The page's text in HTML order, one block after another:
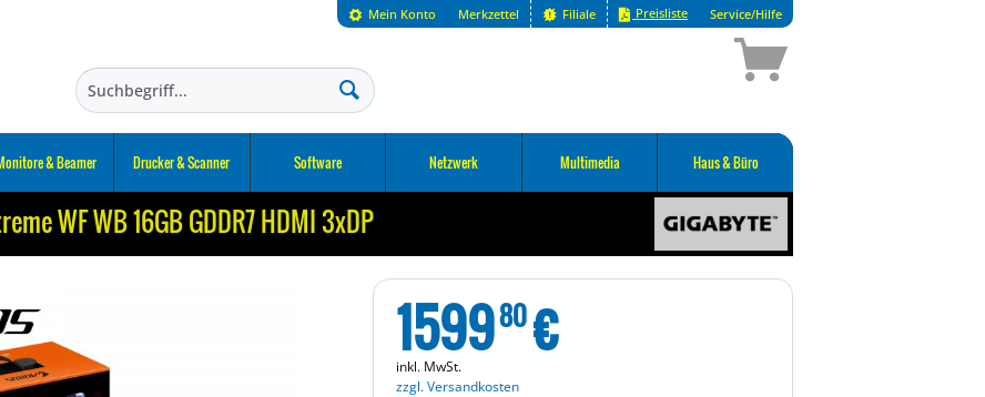
Mein Konto Merkzettel Filiale Preisliste Service/Hilfe
& Beamer Drucker & Scanner Software Netzwerk Multimedia Haus & Büro
WF WB 16GB GDDR7 HDMI 3xDP
159980€
inkl. MwSt.
zzgl. Versandkosten